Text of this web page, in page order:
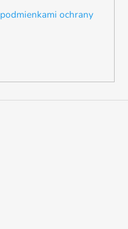
podmienkami ochrany